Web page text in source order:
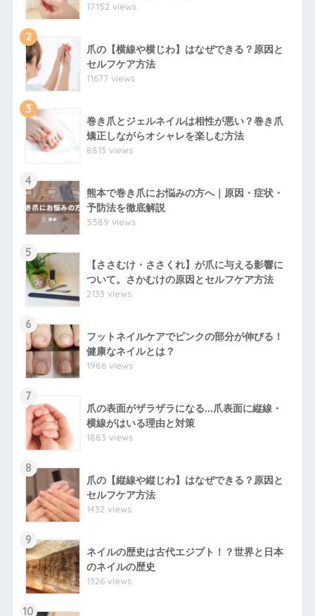
17152 views
2
爪の【横線や横じわ】はなぜできる？原因と
セルフケア方法
11677 views
3
巻き爪とジェルネイルは相性が悪い？巻き爪
矯正しながらオシャレを楽しむ方法
8813 views
4
熊本で巻き爪にお悩みの方へ｜原因・症状・
予防法を徹底解説
5589 views
5
【ささむけ・ささくれ】が爪に与える影響に
ついて。さかむけの原因とセルフケア方法
2133 views
6
フットネイルケアでピンクの部分が伸びる！
健康なネイルとは？
1986 views
7
爪の表面がザラザラになる...爪表面に縦線・
横線がはいる理由と対策
1883 views
8
爪の【縦線や縦じわ】はなぜできる？原因と
セルフケア方法
1432 views
9
ネイルの歴史は古代エジプト！？世界と日本
のネイルの歴史
1326 views
10